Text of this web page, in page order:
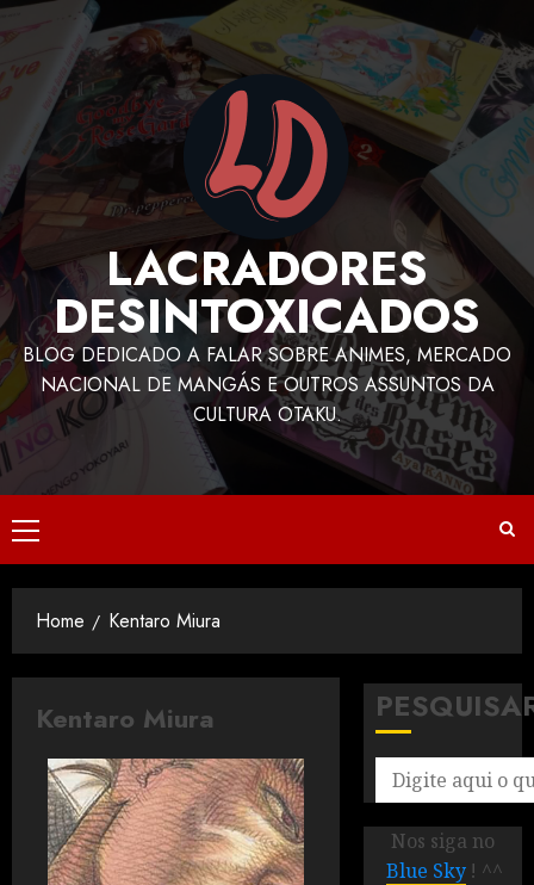
LACRADORES
DESINTOXICADOS
BLOG DEDICADO A FALAR SOBRE ANIMES, MERCADO
NACIONAL DE MANGÁS E OUTROS ASSUNTOS DA
CULTURA OTAKU.
Home Kentaro Miura
Kentaro Miura
Nos siga no
Blue Sky ! ^^